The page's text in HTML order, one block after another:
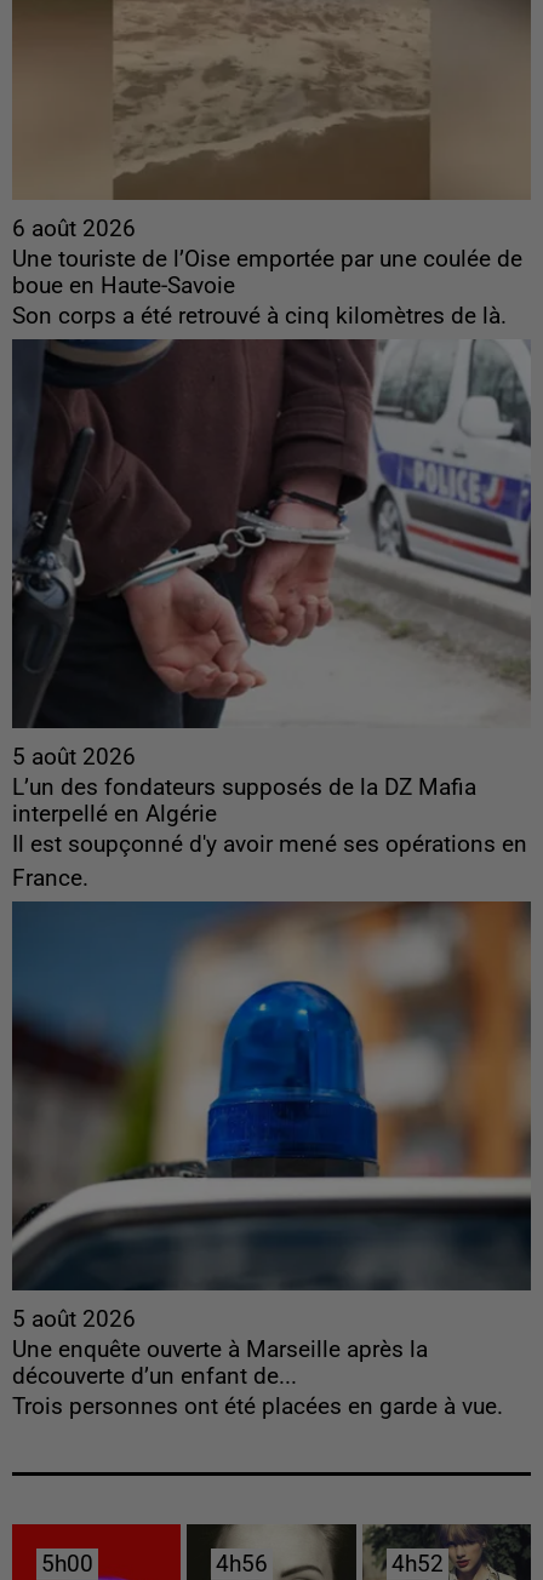
6 août 2026
Une touriste de l’Oise emportée par une coulée de
boue en Haute-Savoie
Son corps a été retrouvé à cinq kilomètres de là.
5 août 2026
L’un des fondateurs supposés de la DZ Mafia
interpellé en Algérie
Il est soupçonné d'y avoir mené ses opérations en
France.
5 août 2026
Une enquête ouverte à Marseille après la
découverte d’un enfant de...
Trois personnes ont été placées en garde à vue.
5h00
5h00 4h56
4h56 4h52
4h52